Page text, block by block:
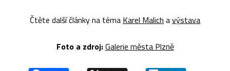
Čtěte další články na téma Karel Malich avýstava
Foto a zdroj:Galerie města Plzně